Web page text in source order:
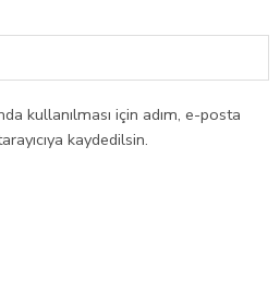
kullanılması için adım, e-posta
kaydedilsin.